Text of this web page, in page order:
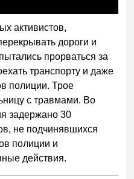
активистов,
дороги и
прорваться за
транспорту и даже
полиции. Трое
с травмами. Во
задержано 30
не подчинявшихся
полиции и
действия.